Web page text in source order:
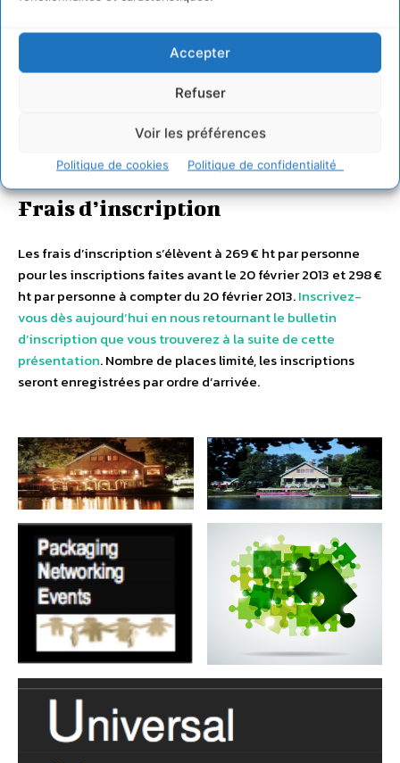
Accepter
Refuser
Voir les préférences
Politique de cookies Politique de confidentialité
Chalet des îles fut offert par Napoléon III à son épouse
l’impératrice Eugénie pour embellir l’île du Bois de
Boulogne. En 2001, Raphaël de Montremy restaure cet
Une cuisine authentique et élaborée par le Chef
Frais d’inscription
Les frais d’inscription s’élèvent à 269 € ht par personne
pour les inscriptions faites avant le 20 février 2013 et 298 €
ht par personne à compter du 20 février 2013.Inscrivez-
vous dès aujourd’hui en nous retournant le bulletin
d’inscription que vous trouverez à la suite de cette
présentation. Nombre de places limité, les inscriptions
seront enregistrées par ordre d’arrivée.